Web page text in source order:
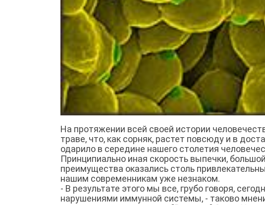
На протяжении всей своей истории
траве, что, как сорняк, растет повсюду и в
одарило в середине нашего столетия
Принципиально иная скорость выпечки,
преимущества оказались столь
нашим современникам уже незнаком.
- В результате этого мы все, грубо говоря,
нарушениями иммунной системы, - таково